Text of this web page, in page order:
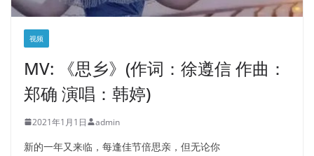
视频
MV: 《思乡》(作词：徐遵信 作曲：
郑确 演唱：韩婷)
2021年1月1日 admin
新的一年又来临，每逢佳节倍思亲，但无论你